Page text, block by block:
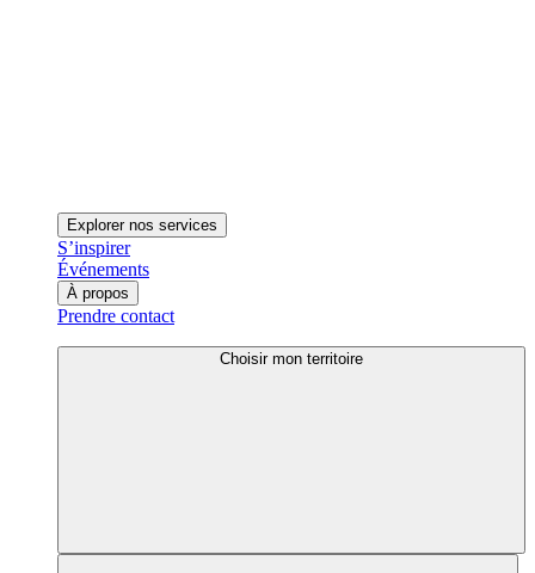
Explorer nos services
S’inspirer
Événements
À propos
Prendre contact
Choisir mon territoire